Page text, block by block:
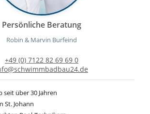
Persönliche Beratung
Robin & Marvin Burfeind
+49 (0) 7122 82 69 69 0
seit über 30 Jahren
St. Johann